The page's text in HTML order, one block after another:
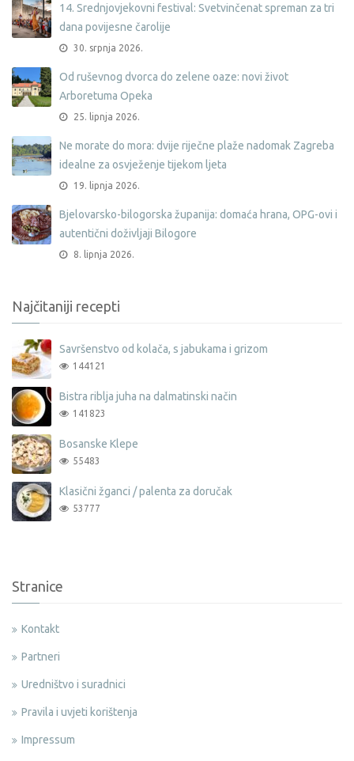
14. Srednjovjekovni festival: Svetvinčenat spreman za tri
dana povijesne čarolije
30. srpnja 2026.
Od ruševnog dvorca do zelene oaze: novi život
Arboretuma Opeka
25. lipnja 2026.
Ne morate do mora: dvije riječne plaže nadomak Zagreba
idealne za osvježenje tijekom ljeta
19. lipnja 2026.
Bjelovarsko-bilogorska županija: domaća hrana, OPG-ovi i
autentični doživljaji Bilogore
8. lipnja 2026.
Najčitaniji recepti
Savršenstvo od kolača, s jabukama i grizom
144121
Bistra riblja juha na dalmatinski način
141823
Bosanske Klepe
55483
Klasični žganci / palenta za doručak
53777
Stranice
Kontakt
Partneri
Uredništvo i suradnici
Pravila i uvjeti korištenja
Impressum